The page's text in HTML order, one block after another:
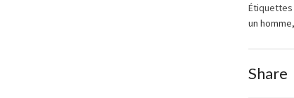
Étiquettes
un homme,
Share